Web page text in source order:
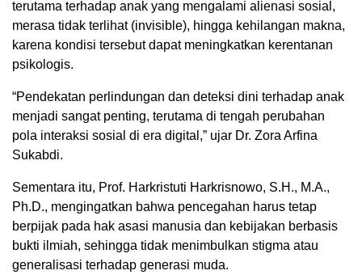
terutama terhadap anak yang mengalami alienasi sosial,
merasa tidak terlihat (invisible), hingga kehilangan makna,
karena kondisi tersebut dapat meningkatkan kerentanan
psikologis.
“Pendekatan perlindungan dan deteksi dini terhadap anak
menjadi sangat penting, terutama di tengah perubahan
pola interaksi sosial di era digital,” ujar Dr. Zora Arfina
Sukabdi.
Sementara itu, Prof. Harkristuti Harkrisnowo, S.H., M.A.,
Ph.D., mengingatkan bahwa pencegahan harus tetap
berpijak pada hak asasi manusia dan kebijakan berbasis
bukti ilmiah, sehingga tidak menimbulkan stigma atau
generalisasi terhadap generasi muda.